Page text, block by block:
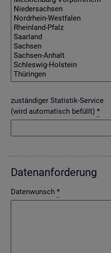
zuständiger Statistik-Service
(wird automatisch befüllt) *
Da­ten­an­for­de­rung
Datenwunsch *